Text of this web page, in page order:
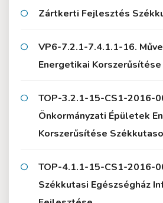
Zártkerti Fejlesztés
VP6-7.2.1-7.4.1.1-16.
Energetikai Korszerűsítése
TOP-3.2.1-15-CS1-2016-
Önkormányzati Épületek
Korszerűsítése
TOP-4.1.1-15-CS1-2016-
Székkutasi Egészségház